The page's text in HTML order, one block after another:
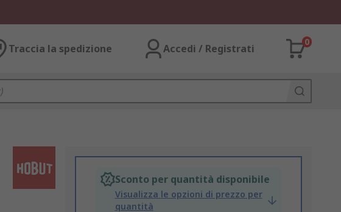
Traccia la spedizione Accedi / Registrati
0
Sconto per quantità disponibile
Visualizza le opzioni di prezzo per
quantità